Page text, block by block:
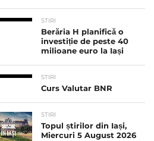
STIRI
Berăria H planifică o
investiție de peste 40
milioane euro la Iași
STIRI
Curs Valutar BNR
STIRI
Topul știrilor din Iași,
Miercuri 5 August 2026